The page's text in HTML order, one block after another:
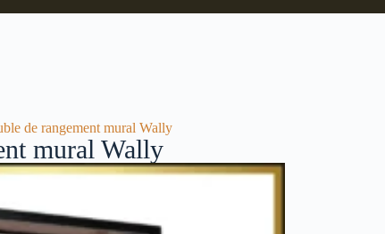
de rangement mural Wally
mural Wally